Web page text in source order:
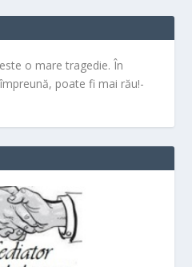
o mare tragedie. În
poate fi mai rău!-